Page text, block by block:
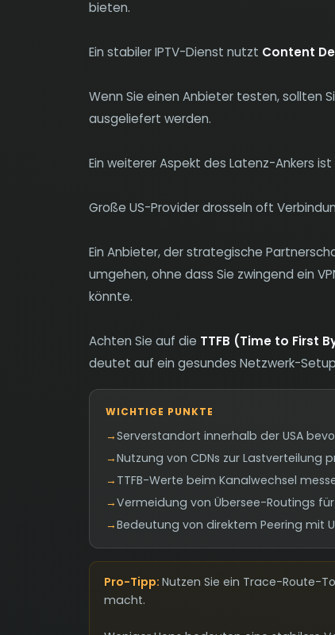
bieten.
Ein stabiler IPTV-Dienst nutzt Content
Wenn Sie einen Anbieter testen, sollten
ausgeliefert werden.
Ein weiterer Aspekt des Latenz-Ankers ist
Große US-Provider drosseln oft
Ein Anbieter, der strategische
umgehen, ohne dass Sie zwingend ein
könnte.
Achten Sie auf die TTFB (Time to First
deutet auf ein gesundes Netzwerk-
WICHTIGE PUNKTE
→Serverstandort innerhalb der USA
→Nutzung von CDNs zur Lastverteilung
→ TTFB-Werte beim Kanalwechsel
→Vermeidung von Übersee-Routings
→Bedeutung von direktem Peering mit
Pro-Tipp: Nutzen Sie ein Trace-Route-
macht.